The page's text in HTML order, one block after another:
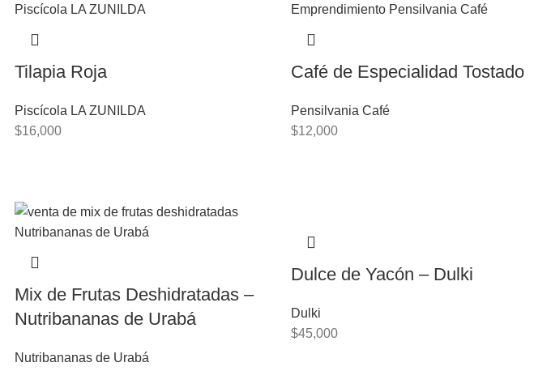
Tilapia Roja
Piscícola LA ZUNILDA
$16,000
Café de Especialidad Tostado
Pensilvania Café
$12,000
Mix de Frutas Deshidratadas –
Nutribananas de Urabá
Nutribananas de Urabá
Dulce de Yacón – Dulki
Dulki
$45,000